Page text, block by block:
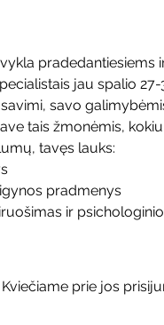
pradedantiesiems
jau spalio
savo
tais žmonėmis,
tavęs lauks:
pradmenys
ir
prie jos